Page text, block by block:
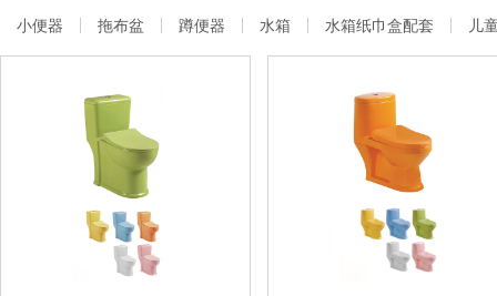
小便器 拖布盆 蹲便器 水箱 水箱纸巾盒配套 儿